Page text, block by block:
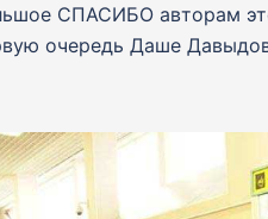
СПАСИБО авторам
очередь Даше